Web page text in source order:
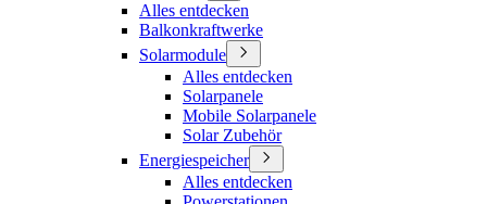
Alles entdecken
Balkonkraftwerke
Solarmodule
Alles entdecken
Solarpanele
Mobile Solarpanele
Solar Zubehör
Energiespeicher
Alles entdecken